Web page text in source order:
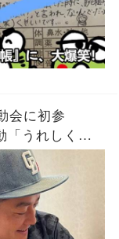
会に初参
うれしくて
」